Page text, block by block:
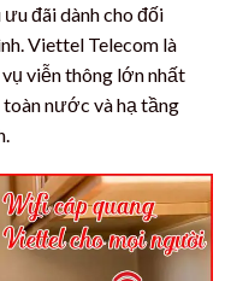
đãi dành cho đối
Viettel Telecom là
viễn thông lớn nhất
nước và hạ tầng